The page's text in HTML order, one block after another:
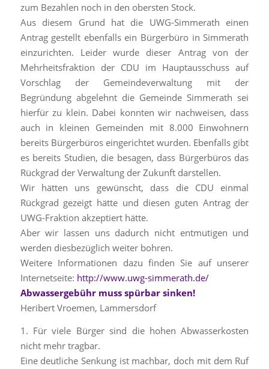
zum Bezahlen noch in den obersten Stock.
Aus diesem Grund hat die UWG-Simmerath einen
Antrag gestellt ebenfalls ein Bürgerbüro in Simmerath
einzurichten. Leider wurde dieser Antrag von der
Mehrheitsfraktion der CDU im Hauptausschuss auf
Vorschlag der Gemeindeverwaltung mit der
Begründung abgelehnt die Gemeinde Simmerath sei
hierfür zu klein. Dabei konnten wir nachweisen, dass
auch in kleinen Gemeinden mit 8.000 Einwohnern
bereits Bürgerbüros eingerichtet wurden. Ebenfalls gibt
es bereits Studien, die besagen, dass Bürgerbüros das
Rückgrad der Verwaltung der Zukunft darstellen.
Wir hätten uns gewünscht, dass die CDU einmal
Rückgrad gezeigt hätte und diesen guten Antrag der
UWG-Fraktion akzeptiert hätte.
Aber wir lassen uns dadurch nicht entmutigen und
werden diesbezüglich weiter bohren.
Weitere Informationen dazu finden Sie auf unserer
Internetseite: http://www.uwg-simmerath.de/
Abwassergebühr muss spürbar sinken!
Heribert Vroemen, Lammersdorf
1. Für viele Bürger sind die hohen Abwasserkosten
nicht mehr tragbar.
Eine deutliche Senkung ist machbar, doch mit dem Ruf